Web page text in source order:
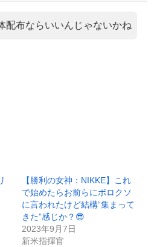
配布ならいいんじゃないかね
【勝利の女神：NIKKE】これ
で始めたらお前らにボロクソ
に言われたけど結構“集まって
きた”感じか？😎
2023年9月7日
新米指揮官